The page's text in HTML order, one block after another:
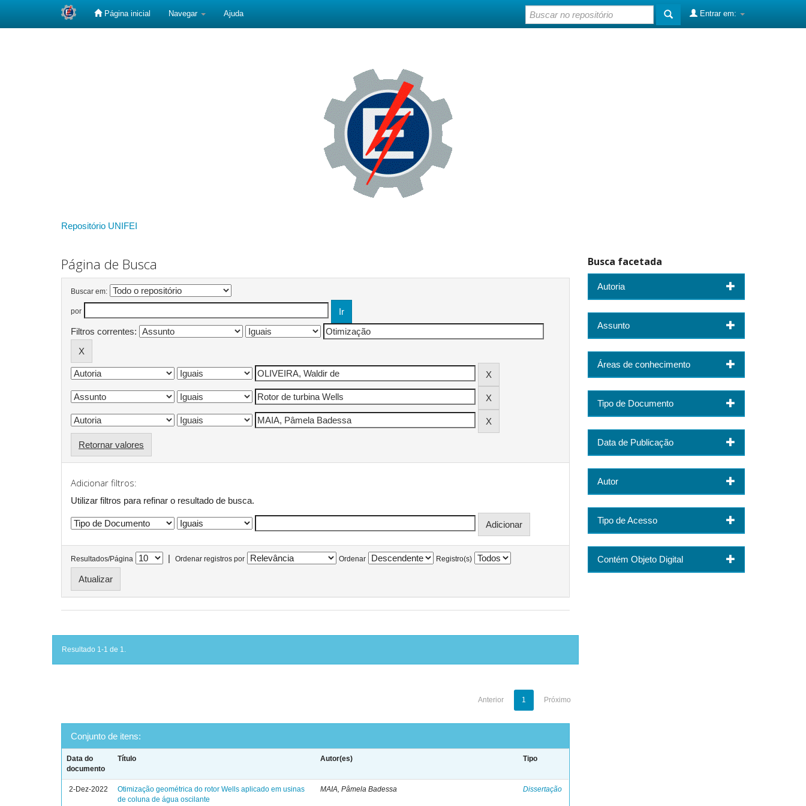
Página inicial Navegar Ajuda Entrar em:
Repositório UNIFEI
Página de Busca
Buscar em:
por
Filtros correntes:
Retornar valores
Adicionar filtros:
Utilizar filtros para refinar o resultado de busca.
Resultados/Página | Ordenar registros por Ordenar Registro(s)
Resultado 1-1 de 1.
Anterior 1 Próximo
Conjunto de itens:
Data do
documento
Título Autor(es) Tipo
2-Dez-2022
Otimização geométrica do rotor Wells aplicado em usinas
de coluna de água oscilante
MAIA, Pâmela Badessa Dissertação
Busca facetada
Autoria
Assunto
Áreas de conhecimento
Tipo de Documento
Data de Publicação
Autor
Tipo de Acesso
Contém Objeto Digital